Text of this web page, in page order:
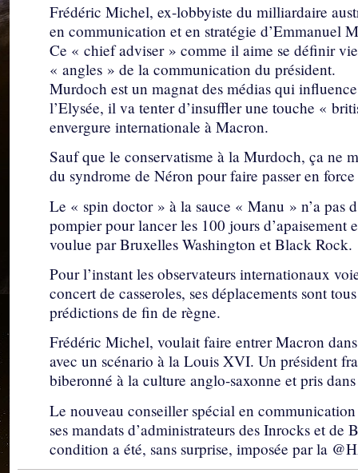
Frédéric Michel, ex-lobbyiste du milliardaire
en communication et en stratégie d’Emmanuel
Ce « chief adviser » comme il aime se définir
« angles » de la communication du président.
Murdoch est un magnat des médias qui
l’Elysée, il va tenter d’insuffler une touche «
envergure internationale à Macron.
Sauf que le conservatisme à la Murdoch, ça ne
du syndrome de Néron pour faire passer en
Le « spin doctor » à la sauce « Manu » n’a pas
pompier pour lancer les 100 jours
voulue par Bruxelles Washington et Black Rock.
Pour l’instant les observateurs internationaux
concert de casseroles, ses déplacements sont
prédictions de fin de règne.
Frédéric Michel, voulait faire entrer Macron
avec un scénario à la Louis XVI. Un président
biberonné à la culture anglo-saxonne et pris
Le nouveau conseiller spécial en
ses mandats d’administrateurs des Inrocks et
condition a été, sans surprise, imposée par la